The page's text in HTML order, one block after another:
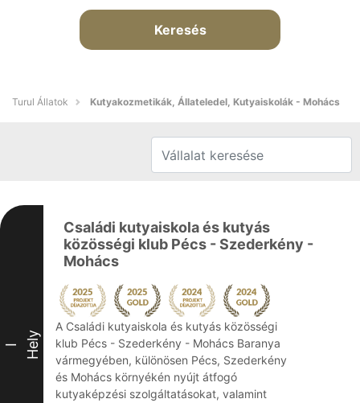
Keresés
Turul Állatok Kutyakozmetikák, Állateledel, Kutyaiskolák - Mohács
I Hely
Családi kutyaiskola és kutyás
közösségi klub Pécs - Szederkény -
Mohács
A Családi kutyaiskola és kutyás közösségi
klub Pécs - Szederkény - Mohács Baranya
vármegyében, különösen Pécs, Szederkény
és Mohács környékén nyújt átfogó
kutyaképzési szolgáltatásokat, valamint